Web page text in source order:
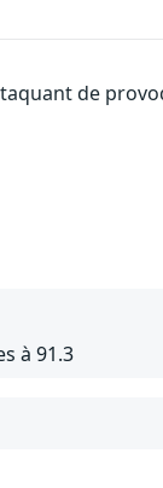
de
à 91.3